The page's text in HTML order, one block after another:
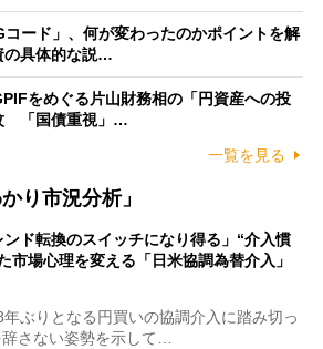
ード」、何が変わったのかポイントを解
具体的な説…
をめぐる片山財務相の「円資産への投
「国債重視」…
一覧を見る
り市況分析」
ンド転換のスイッチになり得る」“介入慣
市場心理を変える「日米協調為替介入」
ぶりとなる円買いの協調介入に踏み切っ
さない姿勢を示して…